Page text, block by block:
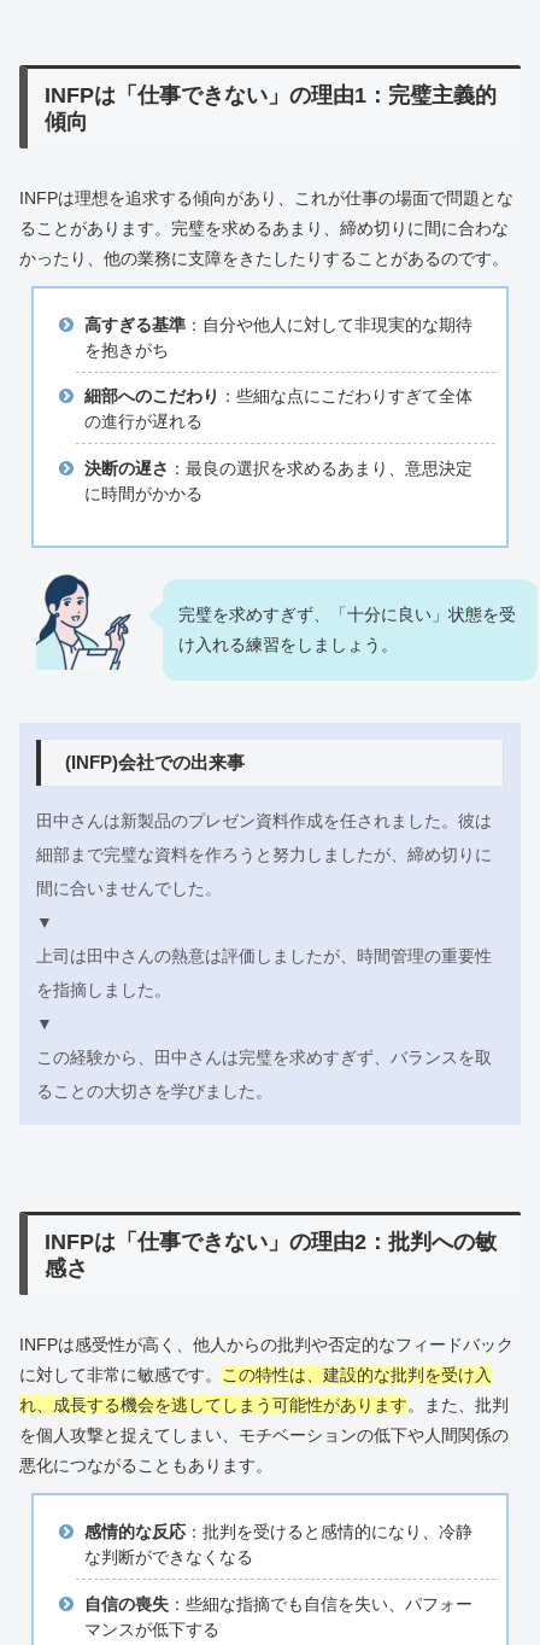
INFPは「仕事できない」の理由1：完璧主義的
傾向
INFPは理想を追求する傾向があり、これが仕事の場面で問題とな
ることがあります。完璧を求めるあまり、締め切りに間に合わな
かったり、他の業務に支障をきたしたりすることがあるのです。
高すぎる基準：自分や他人に対して非現実的な期待
を抱きがち
細部へのこだわり ：些細な点にこだわりすぎて全体
の進行が遅れる
決断の遅さ ：最良の選択を求めるあまり、意思決定
に時間がかかる
完璧を求めすぎず、「十分に良い」状態を受
け入れる練習をしましょう。
(INFP)会社での出来事
田中さんは新製品のプレゼン資料作成を任されました。彼は
細部まで完璧な資料を作ろうと努力しましたが、締め切りに
間に合いませんでした。
▼
上司は田中さんの熱意は評価しましたが、時間管理の重要性
を指摘しました。
▼
この経験から、田中さんは完璧を求めすぎず、バランスを取
ることの大切さを学びました。
INFPは「仕事できない」の理由2：批判への敏
感さ
INFPは感受性が高く、他人からの批判や否定的なフィードバック
に対して非常に敏感です。
この特性は、建設的な批判を受け入
れ、成長する機会を逃してしまう可能性があります。また、批判
を個人攻撃と捉えてしまい、モチベーションの低下や人間関係の
悪化につながることもあります。
感情的な反応：批判を受けると感情的になり、冷静
な判断ができなくなる
自信の喪失：些細な指摘でも自信を失い、パフォー
マンスが低下する